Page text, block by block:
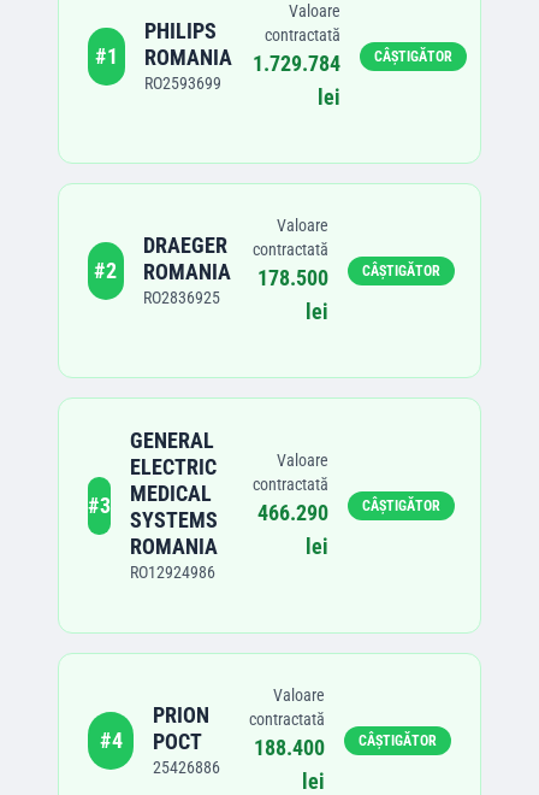
#1
PHILIPS
ROMANIA
RO2593699
Valoare
contractată
1.729.784
lei
CÂȘTIGĂTOR
#2
DRAEGER
ROMANIA
RO2836925
Valoare
contractată
178.500
lei
CÂȘTIGĂTOR
#3
GENERAL
ELECTRIC
MEDICAL
SYSTEMS
ROMANIA
RO12924986
Valoare
contractată
466.290
lei
CÂȘTIGĂTOR
#4
PRION
POCT
25426886
Valoare
contractată
188.400
lei
CÂȘTIGĂTOR